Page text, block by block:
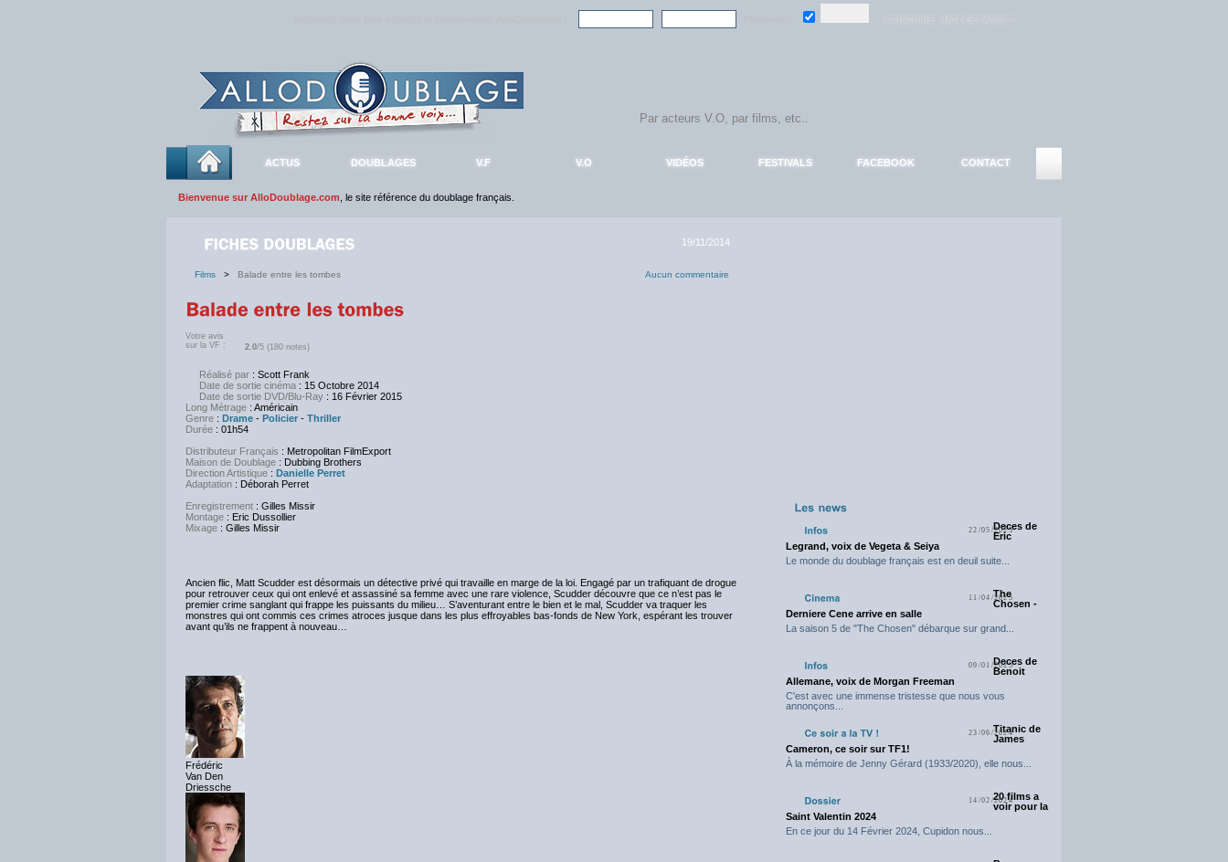
ACTUS DOUBLAGES V.F V.O VIDÉOS FESTIVALS FACEBOOK CONTACT
Bienvenue sur AlloDoublage.com , le site référence du doublage français.
19/11/2014
Films > Balade entre les tombes Aucun commentaire
Votre avis
sur la VF :
2.0/5 (180 notes)
Réalisé par : Scott Frank
Date de sortie cinéma : 15 Octobre 2014
Date de sortie DVD/Blu-Ray : 16 Février 2015
Long Métrage : Américain
Genre : Drame - Policier - Thriller
Durée : 01h54
Distributeur Français : Metropolitan FilmExport
Maison de Doublage : Dubbing Brothers
Direction Artistique : Danielle Perret
Adaptation : Déborah Perret
Enregistrement : Gilles Missir
Montage : Eric Dussollier
Mixage : Gilles Missir
Ancien flic, Matt Scudder est désormais un détective privé qui travaille en marge de la loi. Engagé par un trafiquant de drogue
pour retrouver ceux qui ont enlevé et assassiné sa femme avec une rare violence, Scudder découvre que ce n’est pas le
premier crime sanglant qui frappe les puissants du milieu… S’aventurant entre le bien et le mal, Scudder va traquer les
monstres qui ont commis ces crimes atroces jusque dans les plus effroyables bas-fonds de New York, espérant les trouver
avant qu’ils ne frappent à nouveau…
Frédéric
Van Den
Driessche
22/05/2025Deces de
Eric
Legrand, voix de Vegeta & Seiya
Le monde du doublage français est en deuil suite...
11/04/2025
The
Chosen -
Derniere Cene arrive en salle
La saison 5 de "The Chosen" débarque sur grand...
09/01/2025Deces de
Benoit
Allemane, voix de Morgan Freeman
C'est avec une immense tristesse que nous vous
annonçons...
23/06/2024Titanic de
James
Cameron, ce soir sur TF1!
À la mémoire de Jenny Gérard (1933/2020), elle nous...
14/02/202420 films a
voir pour la
Saint Valentin 2024
En ce jour du 14 Février 2024, Cupidon nous...